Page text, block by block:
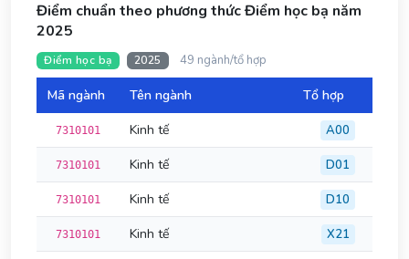
Điểm chuẩn theo phương thức Điểm học bạ năm
2025
Điểm học bạ 2025 49 ngành/tổ hợp
Mã ngành Tên ngành Tổ hợp
7310101 Kinh tế A00
7310101 Kinh tế D01
7310101 Kinh tế D10
7310101 Kinh tế X21